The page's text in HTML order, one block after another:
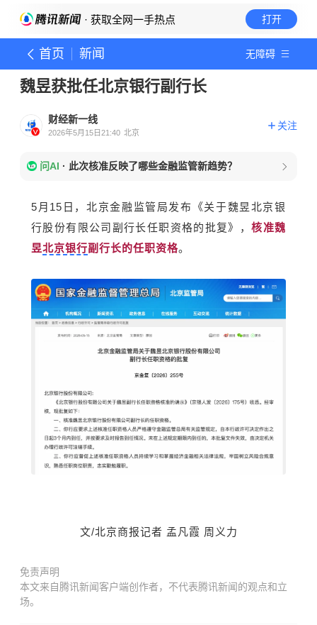
· 获取全网一手热点 打开
首页 新闻 无障碍
魏昱获批任北京银行副行长
财经新一线
2026年5月15日21:40 北京
关注
问AI · 此次核准反映了哪些金融监管新趋势？
5月15日，北京金融监管局发布《关于魏昱北京银
行股份有限公司副行长任职资格的批复》，核准魏
昱北京银行副行长的任职资格。
文/北京商报记者 孟凡霞 周义力
免责声明
本文来自腾讯新闻客户端创作者，不代表腾讯新闻的观点和立
场。